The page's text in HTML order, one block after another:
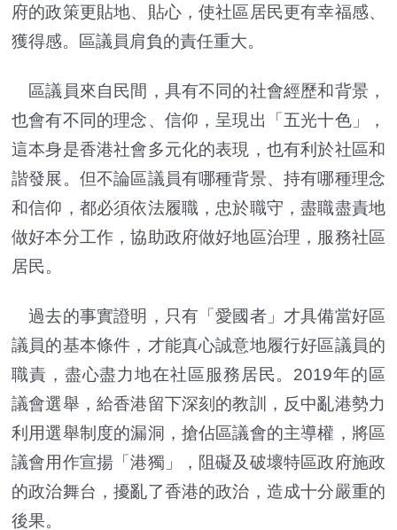
府的政策更貼地、貼心，使社區居民更有幸福感、
獲得感。區議員肩負的責任重大。
區議員來自民間，具有不同的社會經歷和背景，
也會有不同的理念、信仰，呈現出「五光十色」，
這本身是香港社會多元化的表現，也有利於社區和
諧發展。但不論區議員有哪種背景、持有哪種理念
和信仰，都必須依法履職，忠於職守，盡職盡責地
做好本分工作，協助政府做好地區治理，服務社區
居民。
過去的事實證明，只有「愛國者」才具備當好區
議員的基本條件，才能真心誠意地履行好區議員的
職責，盡心盡力地在社區服務居民。2019年的區
議會選舉，給香港留下深刻的教訓，反中亂港勢力
利用選舉制度的漏洞，搶佔區議會的主導權，將區
議會用作宣揚「港獨」，阻礙及破壞特區政府施政
的政治舞台，擾亂了香港的政治，造成十分嚴重的
後果。